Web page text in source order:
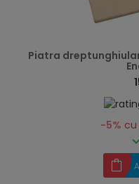
Piatra
-5%